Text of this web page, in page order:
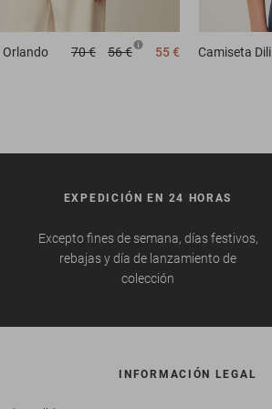
Orlando 70 € 56 € 55 € Camiseta Dili
EXPEDICIÓN EN 24 HORAS
Excepto fines de semana, días festivos,
rebajas y día de lanzamiento de
colección
INFORMACIÓN LEGAL